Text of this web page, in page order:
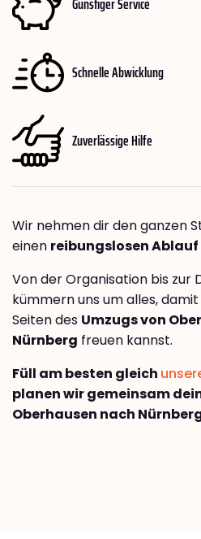
Schnelle Abwicklung
Zuverlässige Hilfe
Wir nehmen dir den ganzen
einen reibungslosen
Von der Organisation bis zur
kümmern uns um alles,
Seiten des Umzugs von
Nürnberg freuen kannst.
Füll am besten gleich
planen wir gemeinsam
Oberhausen nach